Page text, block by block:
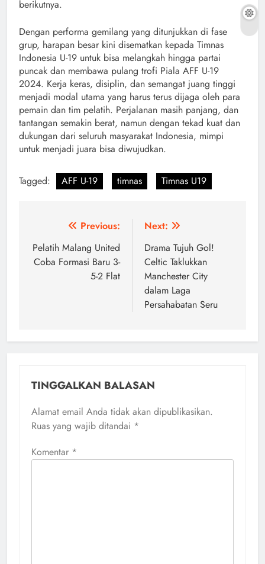
berikutnya.
Dengan performa gemilang yang ditunjukkan di fase
grup, harapan besar kini disematkan kepada Timnas
Indonesia U-19 untuk bisa melangkah hingga partai
puncak dan membawa pulang trofi Piala AFF U-19
2024. Kerja keras, disiplin, dan semangat juang tinggi
menjadi modal utama yang harus terus dijaga oleh para
pemain dan tim pelatih. Perjalanan masih panjang, dan
tantangan semakin berat, namun dengan tekad kuat dan
dukungan dari seluruh masyarakat Indonesia, mimpi
untuk menjadi juara bisa diwujudkan.
Tagged: AFF U-19 timnas Timnas U19
Navigasi
pos
Previous:
Pelatih Malang United
Coba Formasi Baru 3-
5-2 Flat
Next:
Drama Tujuh Gol!
Celtic Taklukkan
Manchester City
dalam Laga
Persahabatan Seru
TINGGALKAN BALASAN
Alamat email Anda tidak akan dipublikasikan.
Ruas yang wajib ditandai *
Komentar *